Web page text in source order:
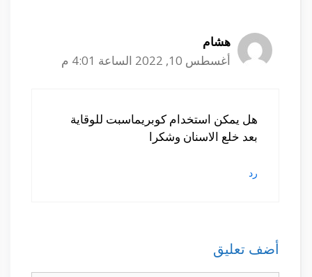
هشام
أغسطس 10, 2022 الساعة 4:01 م
هل يمكن استخدام كوبريماسبت للوقاية
بعد خلع الاسنان وشكرا
رد
أضف تعليق